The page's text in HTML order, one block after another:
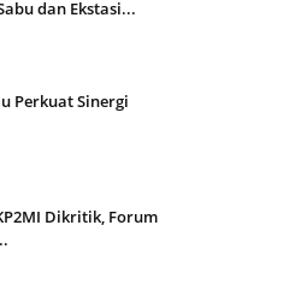
dan Ekstasi...
Perkuat Sinergi
Dikritik, Forum